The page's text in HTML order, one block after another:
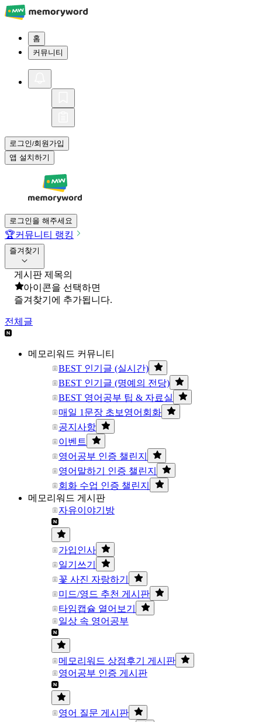
홈
커뮤니티
로그인/회원가입
앱 설치하기
로그인을 해주세요
🏆커뮤니티 랭킹
즐겨찾기
게시판 제목의
아이콘을 선택하면
즐겨찾기에 추가됩니다.
전체글
메모리워드 커뮤니티
BEST 인기글 (실시간)
BEST 인기글 (명예의 전당)
BEST 영어공부 팁 & 자료실
매일 1문장 초보영어회화
공지사항
이벤트
영어공부 인증 챌린지
영어말하기 인증 챌린지
회화 수업 인증 챌린지
메모리워드 게시판
자유이야기방
가입인사
일기쓰기
꽃 사진 자랑하기
미드/영드 추천 게시판
타임캡슐 열어보기
일상 속 영어공부
메모리워드 상점후기 게시판
영어공부 인증 게시판
영어 질문 게시판